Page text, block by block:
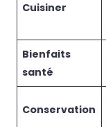
Cuisiner
Bienfaits
santé
Conservation